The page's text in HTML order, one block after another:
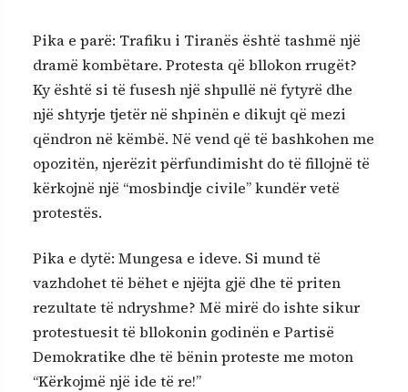
Pika e parë: Trafiku i Tiranës është tashmë një
dramë kombëtare. Protesta që bllokon rrugët?
Ky është si të fusesh një shpullë në fytyrë dhe
një shtyrje tjetër në shpinën e dikujt që mezi
qëndron në këmbë. Në vend që të bashkohen me
opozitën, njerëzit përfundimisht do të fillojnë të
kërkojnë një “mosbindje civile” kundër vetë
protestës.
Pika e dytë: Mungesa e ideve. Si mund të
vazhdohet të bëhet e njëjta gjë dhe të priten
rezultate të ndryshme? Më mirë do ishte sikur
protestuesit të bllokonin godinën e Partisë
Demokratike dhe të bënin proteste me moton
“Kërkojmë një ide të re!”